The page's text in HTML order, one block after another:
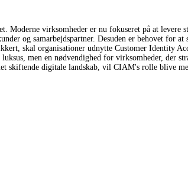
virksomheder er nu fokuseret på at levere
og samarbejdspartner. Desuden er behovet for
skal organisationer udnytte Customer Identity
men en nødvendighed for virksomheder, der
skiftende digitale landskab, vil CIAM's rolle blive